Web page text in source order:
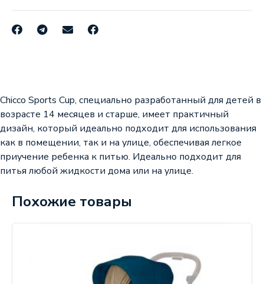
Chicco Sports Cup, специально разработанный для детей в
возрасте 14 месяцев и старше, имеет практичный
дизайн, который идеально подходит для использования
как в помещении, так и на улице, обеспечивая легкое
приучение ребенка к питью. Идеально подходит для
питья любой жидкости дома или на улице.
Похожие товары